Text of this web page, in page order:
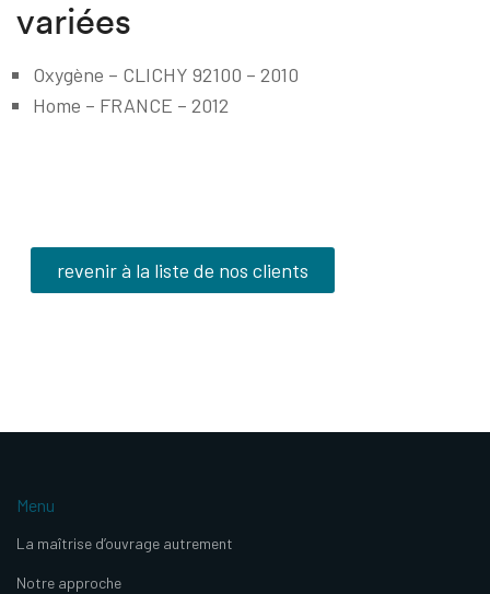
variées
Oxygène – CLICHY 92100 – 2010
Home – FRANCE – 2012
revenir à la liste de nos clients
Menu
La maîtrise d’ouvrage autrement
Notre approche